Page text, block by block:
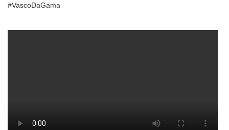
#VascoDaGama